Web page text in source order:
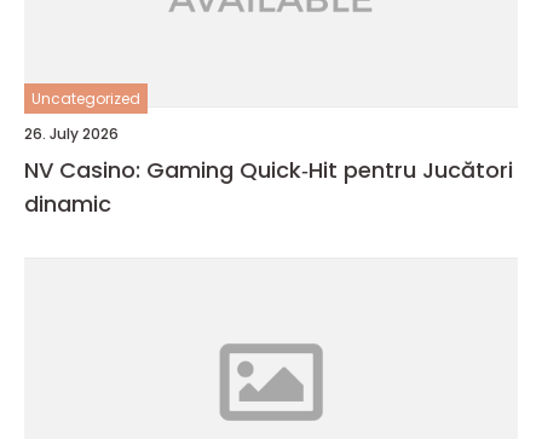
Uncategorized
26. July 2026
NV Casino: Gaming Quick‑Hit pentru Jucători
dinamic